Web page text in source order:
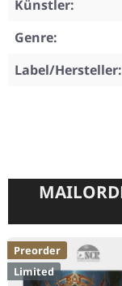
Künstler:
Genre:
Label/Hersteller:
Preorder
Limited